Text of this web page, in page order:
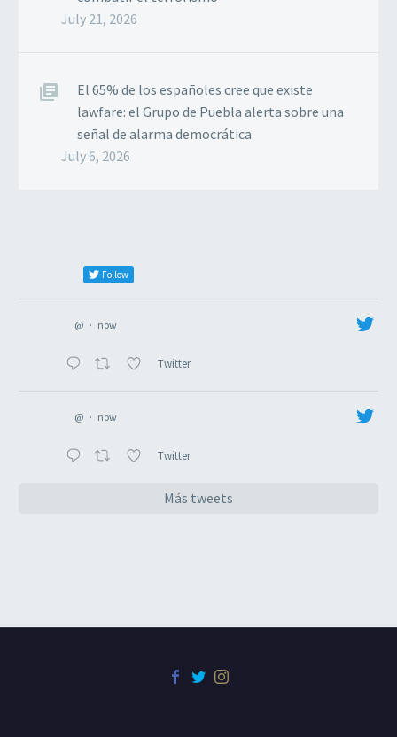
July 21, 2026
El 65% de los españoles cree que existe
lawfare: el Grupo de Puebla alerta sobre una
señal de alarma democrática
July 6, 2026
Follow
@ · now
Twitter
@ · now
Twitter
Más tweets